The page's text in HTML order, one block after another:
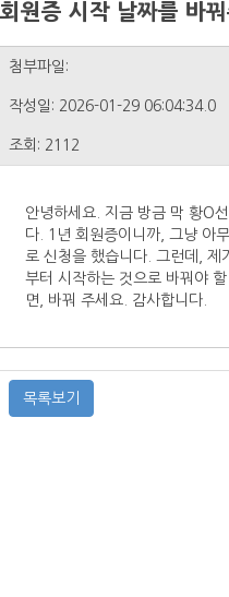
회원증 시작 날짜를 바
첨부파일:
작성일: 2026-01-29 06:04:34.0
조회: 2112
안녕하세요. 지금 방금 막 황O
다. 1년 회원증이니까, 그냥 아
로 신청을 했습니다. 그런데, 제
부터 시작하는 것으로 바꿔야
면, 바꿔 주세요. 감사합니다.
목록보기